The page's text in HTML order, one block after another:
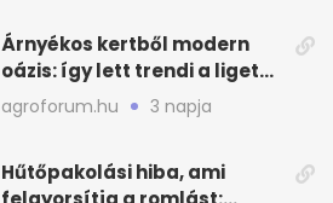
Árnyékos kertből modern
oázis: így lett trendi a ligetes
zöld
agroforum.hu 3 napja
Hűtőpakolási hiba, ami